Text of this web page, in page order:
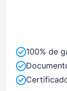
100% de